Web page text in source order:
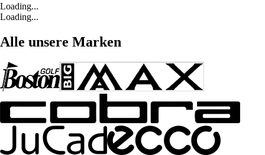
Loading...
Loading...
Alle unsere Marken